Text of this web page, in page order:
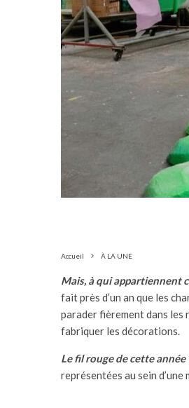
Accueil À LA UNE
Mais, à qui appartiennent
fait près d’un an que les
parader fièrement dans les
fabriquer les décorations.
Le fil rouge de cette année
représentées au sein d’une